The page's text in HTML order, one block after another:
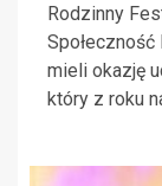
Rodzinny
mieli okazję
który z roku